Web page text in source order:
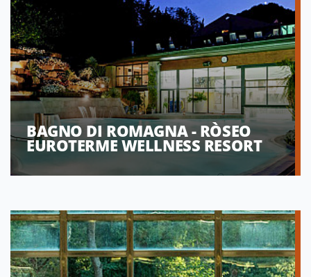
BAGNO DI ROMAGNA - RÒSEO
EUROTERME WELLNESS RESORT